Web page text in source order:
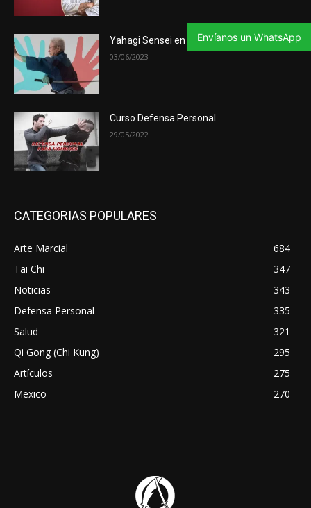
Yahagi Sensei en México
03/06/2023
Curso Defensa Personal
29/05/2022
CATEGORIAS POPULARES
Arte Marcial
684
Tai Chi
347
Noticias
343
Defensa Personal
335
Salud
321
Qi Gong (Chi Kung)
295
Artículos
275
Mexico
270
Envíanos un WhatsApp